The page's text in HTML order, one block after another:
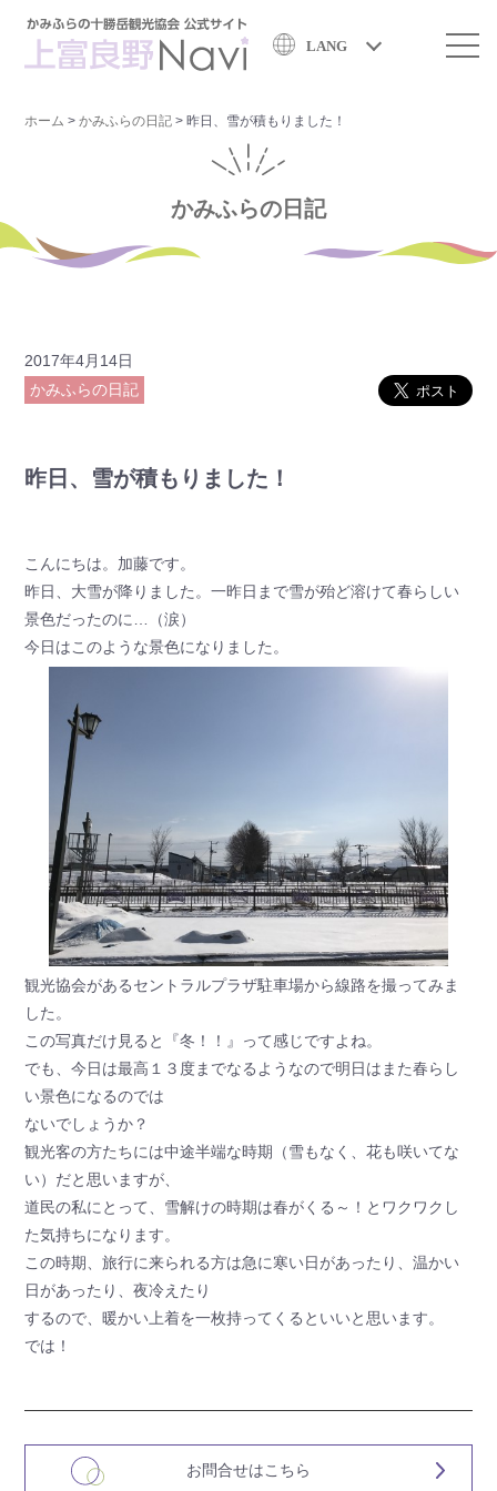
LANG
ホーム >かみふらの日記 > 昨日、雪が積もりました！
かみふらの日記
2017年4月14日
かみふらの日記
昨日、雪が積もりました！
こんにちは。加藤です。
昨日、大雪が降りました。一昨日まで雪が殆ど溶けて春らしい
景色だったのに…（涙）
今日はこのような景色になりました。
観光協会があるセントラルプラザ駐車場から線路を撮ってみま
した。
この写真だけ見ると『冬！！』って感じですよね。
でも、今日は最高１３度までなるようなので明日はまた春らし
い景色になるのでは
ないでしょうか？
観光客の方たちには中途半端な時期（雪もなく、花も咲いてな
い）だと思いますが、
道民の私にとって、雪解けの時期は春がくる～！とワクワクし
た気持ちになります。
この時期、旅行に来られる方は急に寒い日があったり、温かい
日があったり、夜冷えたり
するので、暖かい上着を一枚持ってくるといいと思います。
では！
お問合せはこちら